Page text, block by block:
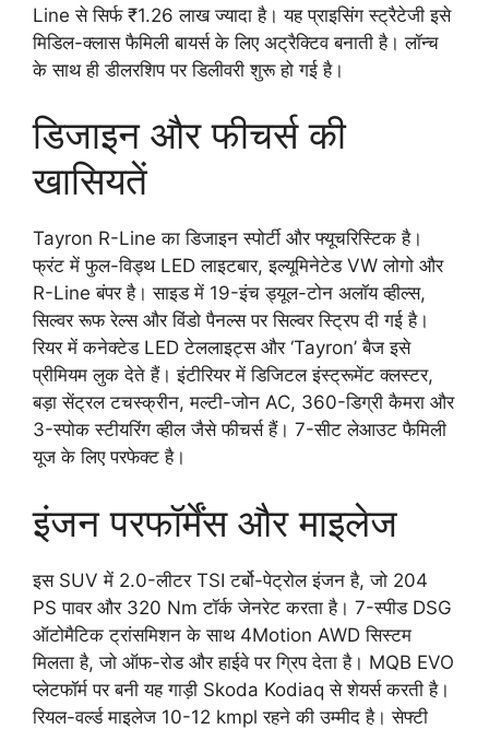
Line से सिर्फ ₹1.26 लाख ज्यादा है। यह प्राइसिंग स्ट्रैटेजी इसे
मिडिल-क्लास फैमिली बायर्स के लिए अट्रैक्टिव बनाती है। लॉन्च
के साथ ही डीलरशिप पर डिलीवरी शुरू हो गई है।
डिजाइन और फीचर्स की
खासियतें
Tayron R-Line का डिजाइन स्पोर्टी और फ्यूचरिस्टिक है।
फ्रंट में फुल-विड्थ LED लाइटबार, इल्यूमिनेटेड VW लोगो और
R-Line बंपर है। साइड में 19-इंच ड्यूल-टोन अलॉय व्हील्स,
सिल्वर रूफ रेल्स और विंडो पैनल्स पर सिल्वर स्ट्रिप दी गई है।
रियर में कनेक्टेड LED टेललाइट्स और ‘Tayron’ बैज इसे
प्रीमियम लुक देते हैं। इंटीरियर में डिजिटल इंस्ट्रूमेंट क्लस्टर,
बड़ा सेंट्रल टचस्क्रीन, मल्टी-जोन AC, 360-डिग्री कैमरा और
3-स्पोक स्टीयरिंग व्हील जैसे फीचर्स हैं। 7-सीट लेआउट फैमिली
यूज के लिए परफेक्ट है।
इंजन परफॉर्मेंस और माइलेज
इस SUV में 2.0-लीटर TSI टर्बो-पेट्रोल इंजन है, जो 204
PS पावर और 320 Nm टॉर्क जेनरेट करता है। 7-स्पीड DSG
ऑटोमैटिक ट्रांसमिशन के साथ 4Motion AWD सिस्टम
मिलता है, जो ऑफ-रोड और हाईवे पर ग्रिप देता है। MQB EVO
प्लेटफॉर्म पर बनी यह गाड़ी Skoda Kodiaq से शेयर्स करती है।
रियल-वर्ल्ड माइलेज 10-12 kmpl रहने की उम्मीद है। सेफ्टी